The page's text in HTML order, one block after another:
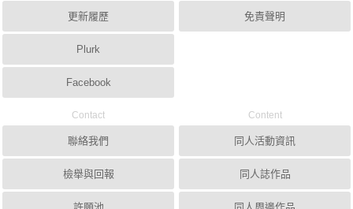
更新履歷
Plurk
Facebook
免責聲明
Contact
聯絡我們
檢舉與回報
Content
同人活動資訊
同人誌作品